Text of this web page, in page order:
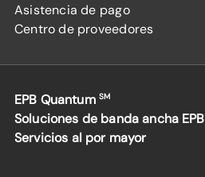
Asistencia de pago
Centro de proveedores
EPB Quantum SM
Soluciones de banda ancha EPB
Servicios al por mayor